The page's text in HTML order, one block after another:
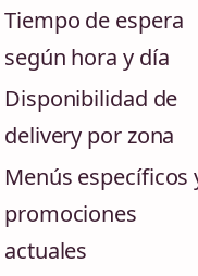
Tiempo de espera
según hora y día
Disponibilidad de
delivery por zona
Menús específicos
promociones
actuales